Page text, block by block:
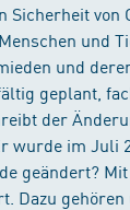
von
und
und
geplant,
der
wurde im
geändert?
Dazu